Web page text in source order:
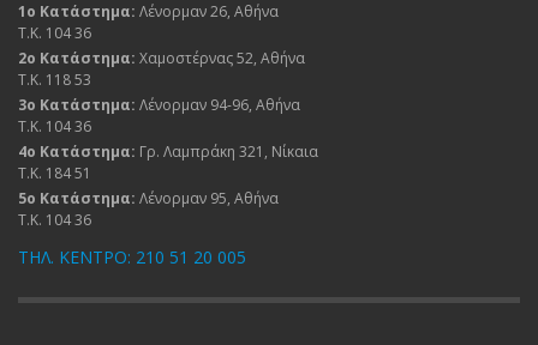
1ο Κατάστημα: Λένορμαν 26, Αθήνα
Τ.Κ. 104 36
2ο Κατάστημα: Χαμοστέρνας 52, Αθήνα
Τ.Κ. 118 53
3ο Κατάστημα: Λένορμαν 94-96, Αθήνα
Τ.Κ. 104 36
4ο Κατάστημα: Γρ. Λαμπράκη 321, Νίκαια
Τ.Κ. 184 51
5ο Κατάστημα: Λένορμαν 95, Αθήνα
Τ.Κ. 104 36
ΤΗΛ. ΚΕΝΤΡΟ: 210 51 20 005